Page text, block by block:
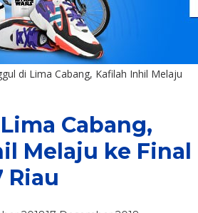
di Lima Cabang, Kafilah Inhil Melaju
Cabang,
Melaju ke Final
Riau